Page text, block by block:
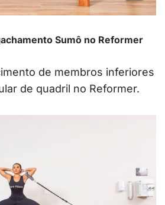
Sumô no Reformer
de membros inferiores
de quadril no Reformer.